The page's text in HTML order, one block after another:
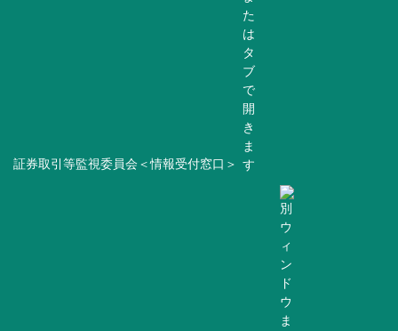
証券取引等監視委員会＜情報受付窓口＞